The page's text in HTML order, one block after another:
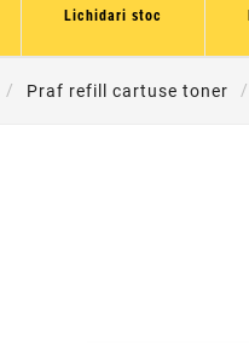
Lichidari stoc
Praf refill cartuse toner